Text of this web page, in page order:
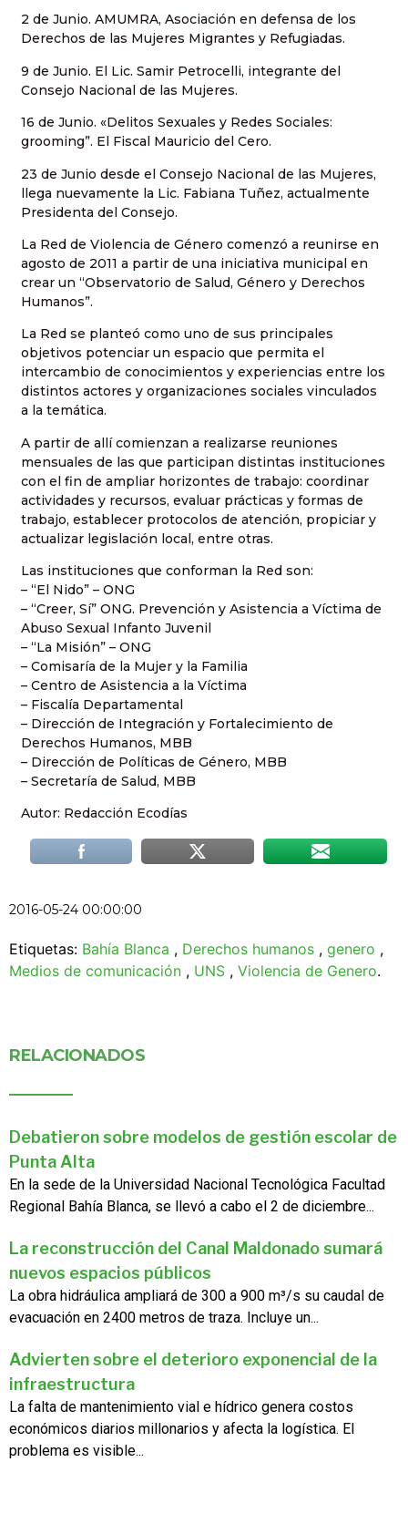
2 de Junio. AMUMRA, Asociación en defensa de los
Derechos de las Mujeres Migrantes y Refugiadas.
9 de Junio. El Lic. Samir Petrocelli, integrante del
Consejo Nacional de las Mujeres.
16 de Junio. «Delitos Sexuales y Redes Sociales:
grooming”. El Fiscal Mauricio del Cero.
23 de Junio desde el Consejo Nacional de las Mujeres,
llega nuevamente la Lic. Fabiana Tuñez, actualmente
Presidenta del Consejo.
La Red de Violencia de Género comenzó a reunirse en
agosto de 2011 a partir de una iniciativa municipal en
crear un “Observatorio de Salud, Género y Derechos
Humanos”.
La Red se planteó como uno de sus principales
objetivos potenciar un espacio que permita el
intercambio de conocimientos y experiencias entre los
distintos actores y organizaciones sociales vinculados
a la temática.
A partir de allí comienzan a realizarse reuniones
mensuales de las que participan distintas instituciones
con el fin de ampliar horizontes de trabajo: coordinar
actividades y recursos, evaluar prácticas y formas de
trabajo, establecer protocolos de atención, propiciar y
actualizar legislación local, entre otras.
Las instituciones que conforman la Red son:
– “El Nido” – ONG
– “Creer, Sí” ONG. Prevención y Asistencia a Víctima de
Abuso Sexual Infanto Juvenil
– “La Misión” – ONG
– Comisaría de la Mujer y la Familia
– Centro de Asistencia a la Víctima
– Fiscalía Departamental
– Dirección de Integración y Fortalecimiento de
Derechos Humanos, MBB
– Dirección de Políticas de Género, MBB
– Secretaría de Salud, MBB
Autor: Redacción Ecodías
2016-05-24 00:00:00
Etiquetas: Bahía Blanca , Derechos humanos , genero ,
Medios de comunicación , UNS , Violencia de Genero.
RELACIONADOS
Debatieron sobre modelos de gestión escolar de
Punta Alta
En la sede de la Universidad Nacional Tecnológica Facultad
Regional Bahía Blanca, se llevó a cabo el 2 de diciembre...
La reconstrucción del Canal Maldonado sumará
nuevos espacios públicos
La obra hidráulica ampliará de 300 a 900 m³/s su caudal de
evacuación en 2400 metros de traza. Incluye un...
Advierten sobre el deterioro exponencial de la
infraestructura
La falta de mantenimiento vial e hídrico genera costos
económicos diarios millonarios y afecta la logística. El
problema es visible...